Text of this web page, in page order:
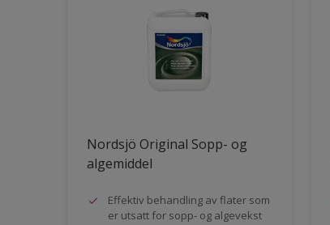
Nordsjö Original Sopp- og
algemiddel
Effektiv behandling av flater som
er utsatt for sopp- og algevekst